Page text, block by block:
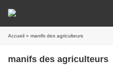
Accueil » manifs des agriculteurs
manifs des agriculteurs